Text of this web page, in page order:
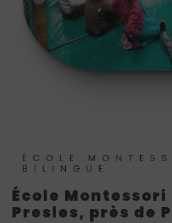
ÉCOLE MONTESSORI
BILINGUE
école Montessori bilingue à
Presles, près de